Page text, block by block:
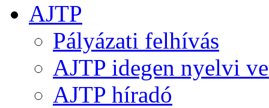
AJTP
Pályázati felhívás
AJTP idegen nyelvi
AJTP híradó